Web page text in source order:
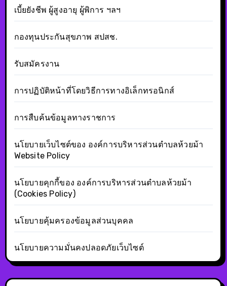
เบี้ยยังชีพ ผู้สูงอายุ ผู้พิการ ฯลฯ
กองทุนประกันสุขภาพ สปสช.
รับสมัครงาน
การปฏิบัติหน้าที่โดยวิธีการทางอิเล็กทรอนิกส์
การสืบค้นข้อมูลทางราชการ
นโยบายเว็บไซต์ของ องค์การบริหารส่วนตำบลห้วยม้า
Website Policy
นโยบายคุกกี้ของ องค์การบริหารส่วนตำบลห้วยม้า
(Cookies Policy)
นโยบายคุ้มครองข้อมูลส่วนบุคคล
นโยบายความมั่นคงปลอดภัยเว็บไซต์